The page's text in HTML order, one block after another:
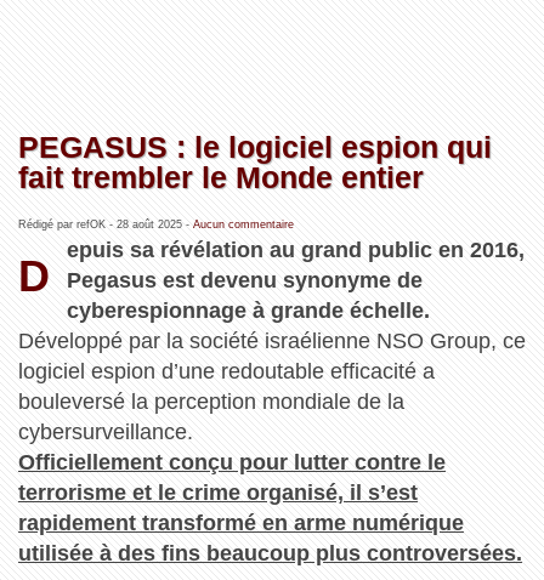
PEGASUS : le logiciel espion qui
fait trembler le Monde entier
Rédigé par refOK - 28 août 2025- Aucun commentaire
D
epuis sa révélation au grand public en 2016,
Pegasus est devenu synonyme de
cyberespionnage à grande échelle.
Développé par la société israélienne NSO Group, ce
logiciel espion d’une redoutable efficacité a
bouleversé la perception mondiale de la
cybersurveillance.
Officiellement conçu pour lutter contre le
terrorisme et le crime organisé, il s’est
rapidement transformé en arme numérique
utilisée à des fins beaucoup plus controversées.